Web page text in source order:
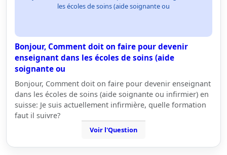
les écoles de soins (aide soignante ou
Bonjour, Comment doit on faire pour devenir
enseignant dans les écoles de soins (aide
soignante ou
Bonjour, Comment doit on faire pour devenir enseignant
dans les écoles de soins (aide soignante ou infirmier) en
suisse: Je suis actuellement infirmière, quelle formation
faut il suivre?
Voir l'Question